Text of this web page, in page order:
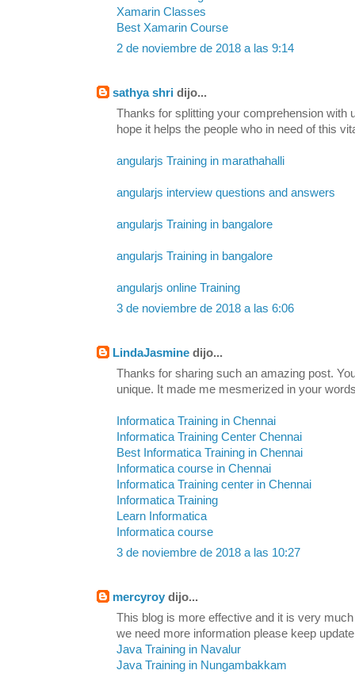
Xamarin Classes
Best Xamarin Course
2 de noviembre de 2018 a las 9:14
sathya shri dijo...
Thanks for splitting your comprehension with
hope it helps the people who in need of this
angularjs Training in marathahalli
angularjs interview questions and answers
angularjs Training in bangalore
angularjs Training in bangalore
angularjs online Training
3 de noviembre de 2018 a las 6:06
LindaJasmine dijo...
Thanks for sharing such an amazing post.
unique. It made me mesmerized in your
Informatica Training in Chennai
Informatica Training Center Chennai
Best Informatica Training in Chennai
Informatica course in Chennai
Informatica Training center in Chennai
Informatica Training
Learn Informatica
Informatica course
3 de noviembre de 2018 a las 10:27
mercyroy dijo...
This blog is more effective and it is very
we need more information please keep
Java Training in Navalur
Java Training in Nungambakkam